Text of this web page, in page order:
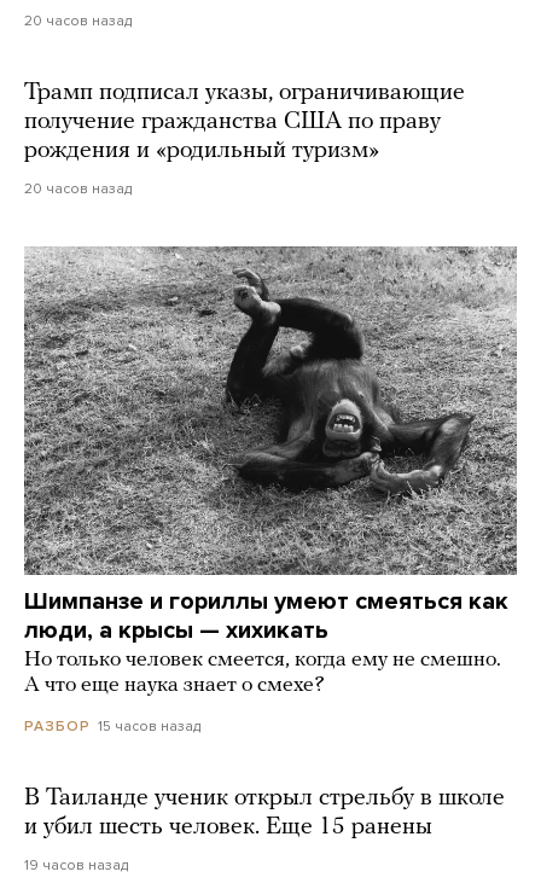
20 часов назад
Трамп подписал указы, ограничивающие
получение гражданства США по праву
рождения и «родильный туризм»
20 часов назад
Шимпанзе и гориллы умеют смеяться как
люди, а крысы — хихикать
Но только человек смеется, когда ему не смешно.
А что еще наука знает о смехе?
РАЗБОР 15 часов назад
В Таиланде ученик открыл стрельбу в школе
и убил шесть человек. Еще 15 ранены
19 часов назад